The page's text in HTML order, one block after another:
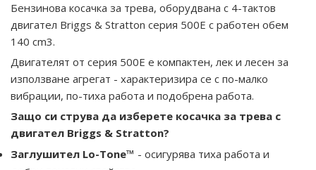
Бензинова косачка за трева, оборудвана с 4-тактов
двигател Briggs & Stratton серия 500E с работен обем
140 cm3.
Двигателят от серия 500E е компактен, лек и лесен за
използване агрегат - характеризира се с по-малко
вибрации, по-тиха работа и подобрена работа.
Защо си струва да изберете косачка за трева с
двигател Briggs & Stratton?
Заглушител Lo-Tone™ - осигурява тиха работа и